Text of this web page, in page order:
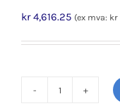
kr4,616.25 (ex mva: kr
ALTERNATOR